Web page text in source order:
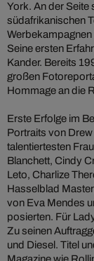
York. An der Seite
südafrikanischen
Seine ersten
Kander. Bereits
großen
Hommage an die
Erste Erfolge im
Portraits von
talentiertesten
Blanchett, Cindy
Leto, Charlize
Hasselblad
von Eva Mendes
posierten. Für
Zu seinen
und Diesel. Titel